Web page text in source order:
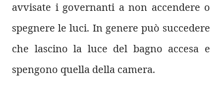
avvisate i governanti a non accendere o
spegnere le luci. In genere può succedere
che lascino la luce del bagno accesa e
spengono quella della camera.